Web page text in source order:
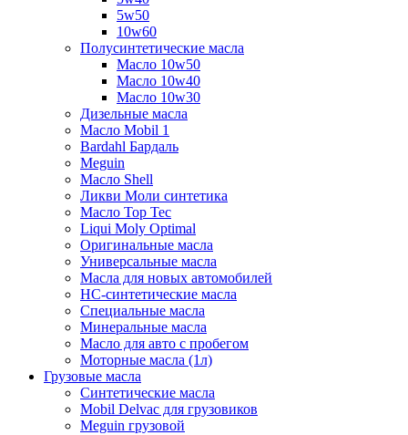
5w50
10w60
Полусинтетические масла
Масло 10w50
Масло 10w40
Масло 10w30
Дизельные масла
Масло Mobil 1
Bardahl Бардаль
Meguin
Масло Shell
Ликви Моли синтетика
Масло Top Tec
Liqui Moly Optimal
Оригинальные масла
Универсальные масла
Масла для новых автомобилей
HC-синтетические масла
Специальные масла
Минеральные масла
Масло для авто с пробегом
Моторные масла (1л)
Грузовые масла
Синтетические масла
Mobil Delvac для грузовиков
Meguin грузовой